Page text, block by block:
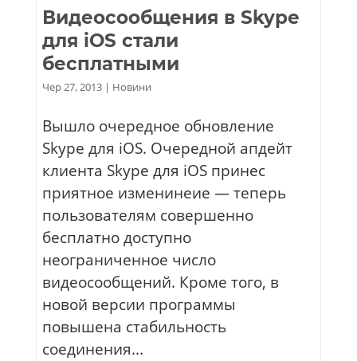
Видеосообщения в Skype
для iOS стали
бесплатными
Чер 27, 2013| Новини
Вышло очередное обновление
Skype для iOS. Очередной апдейт
клиента Skype для iOS принес
приятное изменинеие — теперь
пользователям совершенно
бесплатно доступно
неограниченное число
видеосообщений. Кроме того, в
новой версии программы
повышена стабильность
соединения...